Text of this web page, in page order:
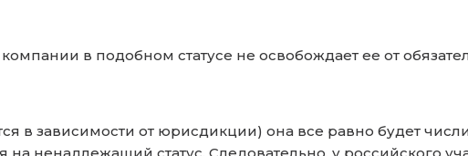
в подобном статусе не освобождает ее от
в зависимости от юрисдикции) она все равно будет